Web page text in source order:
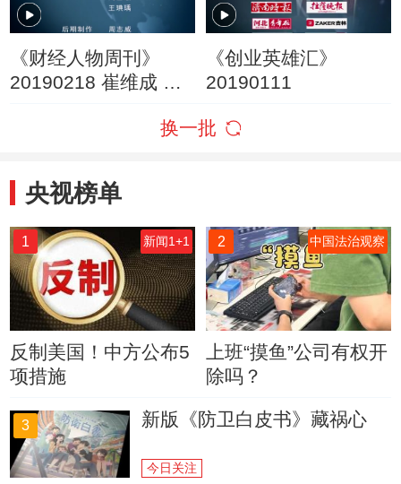
《财经人物周刊》
20190218 崔维成 去
《创业英雄汇》
20190111
换一批
央视榜单
1 新闻1+1
反制美国！中方公布5
项措施
2 中国法治观察
上班“摸鱼”公司有权开
除吗？
3 新版《防卫白皮书》藏祸心
今日关注